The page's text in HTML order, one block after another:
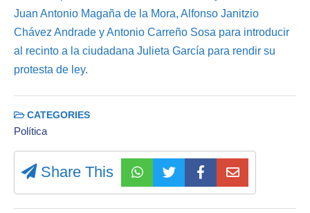
Juan Antonio Magaña de la Mora, Alfonso Janitzio
Chávez Andrade y Antonio Carreño Sosa para introducir
al recinto a la ciudadana Julieta García para rendir su
protesta de ley.
CATEGORIES
Política
Share This